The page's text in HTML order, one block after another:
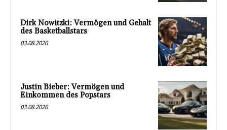
Dirk Nowitzki: Vermögen und Gehalt
des Basketballstars
03.08.2026
Justin Bieber: Vermögen und
Einkommen des Popstars
03.08.2026